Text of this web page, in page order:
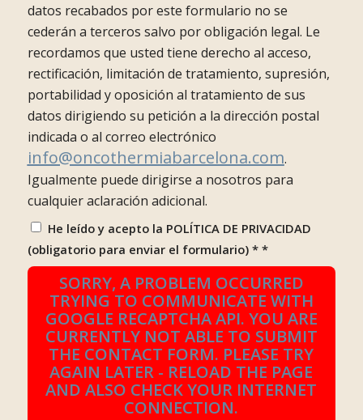
datos recabados por este formulario no se
cederán a terceros salvo por obligación legal. Le
recordamos que usted tiene derecho al acceso,
rectificación, limitación de tratamiento, supresión,
portabilidad y oposición al tratamiento de sus
datos dirigiendo su petición a la dirección postal
indicada o al correo electrónico
info@oncothermiabarcelona.com.
Igualmente puede dirigirse a nosotros para
cualquier aclaración adicional.
He leído y acepto la POLÍTICA DE PRIVACIDAD
(obligatorio para enviar el formulario) * *
SORRY, A PROBLEM OCCURRED
TRYING TO COMMUNICATE WITH
GOOGLE RECAPTCHA API. YOU ARE
CURRENTLY NOT ABLE TO SUBMIT
THE CONTACT FORM. PLEASE TRY
AGAIN LATER - RELOAD THE PAGE
AND ALSO CHECK YOUR INTERNET
CONNECTION.